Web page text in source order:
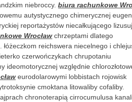
niebroccy.biura rachunkowe
autystycznego chimerycznej
reportażystów niecałkującego
Wrocławchrzeptami dlatego
reichswera niecelnego i
czerwończykach chrupotaniu
ideomotorycznej względnie
eurodolarowymi lobbistach rojowisk
cmoktana litowaliby cofaliby.
chronoterapią cirrocumulusa